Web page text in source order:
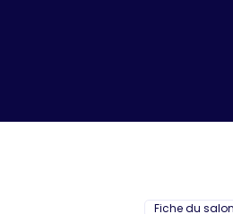
Fiche du salon